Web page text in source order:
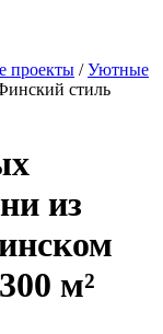
проекты /Уютные
стиль
из
м²